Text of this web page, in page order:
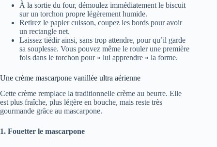
À la sortie du four, démoulez immédiatement le biscuit
sur un torchon propre légèrement humide.
Retirez le papier cuisson, coupez les bords pour avoir
un rectangle net.
Laissez tiédir ainsi, sans trop attendre, pour qu’il garde
sa souplesse. Vous pouvez même le rouler une première
fois dans le torchon pour « lui apprendre » la forme.
Une crème mascarpone vanillée ultra aérienne
Cette crème remplace la traditionnelle crème au beurre. Elle
est plus fraîche, plus légère en bouche, mais reste très
gourmande grâce au mascarpone.
1. Fouetter le mascarpone